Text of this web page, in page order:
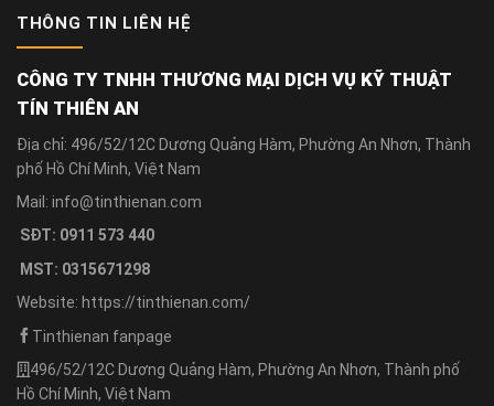
THÔNG TIN LIÊN HỆ
CÔNG TY TNHH THƯƠNG MẠI DỊCH VỤ KỸ THUẬT
TÍN THIÊN AN
Địa chỉ: 496/52/12C Dương Quảng Hàm, Phường An Nhơn, Thành
phố Hồ Chí Minh, Việt Nam
Mail: info@tinthienan.com
SĐT: 0911 573 440
MST: 0315671298
Website: https://tinthienan.com/
Tinthienan fanpage
496/52/12C Dương Quảng Hàm, Phường An Nhơn, Thành phố
Hồ Chí Minh, Việt Nam